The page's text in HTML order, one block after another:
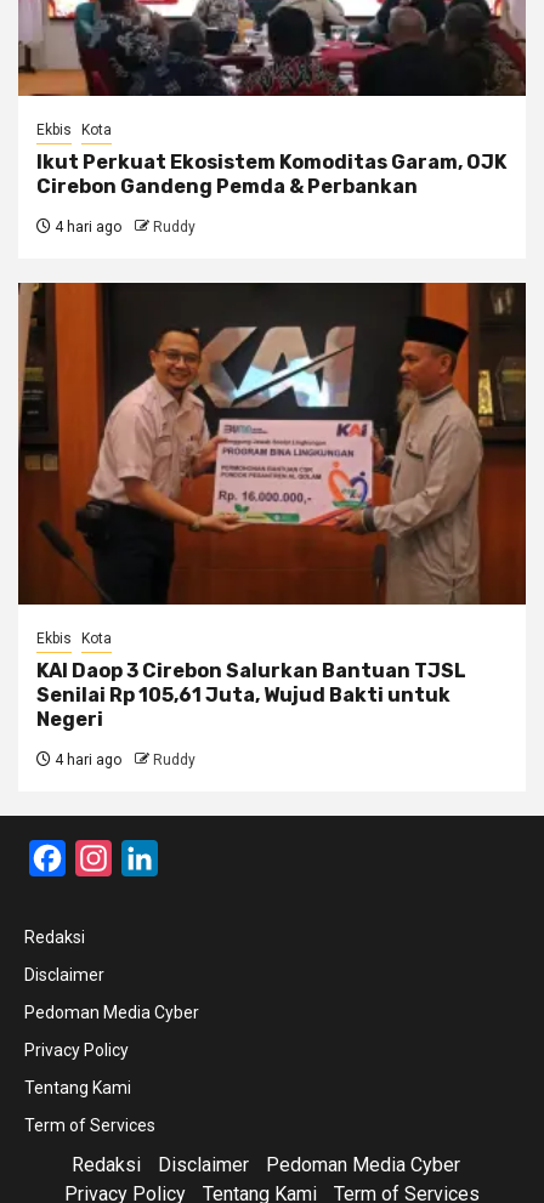
Ekbis Kota
Ikut Perkuat Ekosistem Komoditas Garam, OJK
Cirebon Gandeng Pemda & Perbankan
4 hari ago Ruddy
Ekbis Kota
KAI Daop 3 Cirebon Salurkan Bantuan TJSL
Senilai Rp 105,61 Juta, Wujud Bakti untuk
Negeri
4 hari ago Ruddy
FacebookInstagram
Redaksi
Disclaimer
Pedoman Media Cyber
Privacy Policy
Tentang Kami
Term of Services
Redaksi Disclaimer
Pedoman Media Cyber
Privacy Policy
Tentang Kami Term of Services